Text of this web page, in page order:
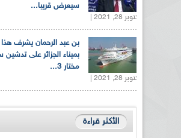
سيعرض قريبا...
أكتوبر 28, 2021 |
بن عبد الرحمان يشرف
بميناء الجزائر على
مختار 3...
أكتوبر 28, 2021 |
الأكثر قراءة